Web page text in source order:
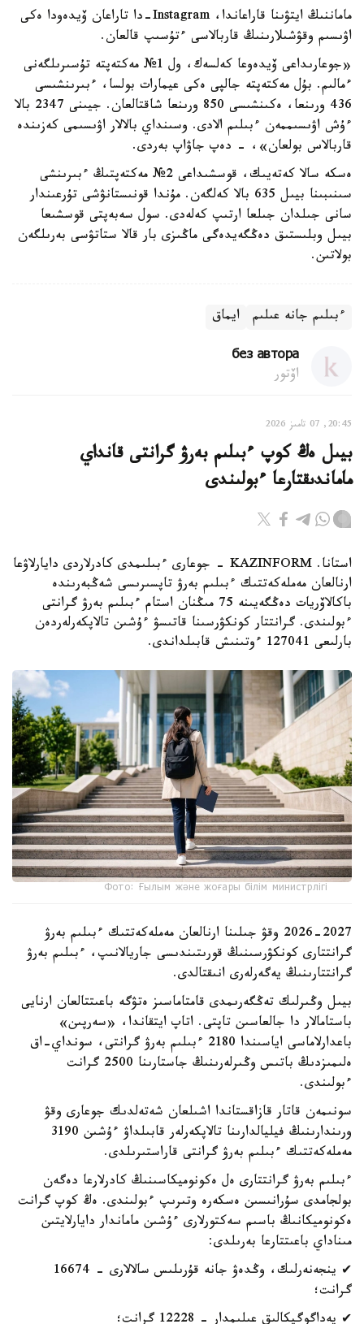
ماماننىڭ ايتۋىنا قاراعاندا، Instagram-دا تاراعان ۆيدەودا ەكى
اۋىسىم وقۋشىلارىنىڭ قاربالاسى ءتۇسىپ قالعان.
«جوعارىداعى ۆيدەوعا كەلسەك، ول 1№ مەكتەپتە تۇسىرىلگەنى
ءمالىم. بۇل مەكتەپتە جالپى ەكى عيمارات بولسا، ءبىرىنشىسى
436 ورىنعا، ەكىنشىسى 850 ورىنعا شاقتالعان. جيىنى 2347 بالا
ءۇش اۋىسىممەن ءبىلىم الادى. وسىنداي بالالار اۋىسىمى كەزىندە
قاربالاس بولعان»، - دەپ جاۋاپ بەردى.
ەسكە سالا كەتەيىك، قوسشىداعى 2№ مەكتەپتىڭ ءبىرىنشى
سىنىبىنا بيىل 635 بالا كەلگەن. مۇندا قونىستانۋشى تۇرعىندار
سانى جىلدان جىلعا ارتىپ كەلەدى. سول سەبەپتى قوسشىعا
بيىل وبلىستىق دەڭگەيدەگى ماڭىزى بار قالا ستاتۋسى بەرىلگەن
بولاتىن.
ءبىلىم جانە عىلىم ايماق
без автора
اۆتور
20:45, 07 تامىز 2026
بيىل ەڭ كوپ ءبىلىم بەرۋ گرانتى قانداي
ماماندىقتارعا ءبولىندى
استانا. KAZINFORM - جوعارى ءبىلىمدى كادرلاردى دايارلاۋعا
ارنالعان مەملەكەتتىك ءبىلىم بەرۋ تاپسىرىسى شەڭبەرىندە
باكالاۆريات دەڭگەيىنە 75 مىڭنان استام ءبىلىم بەرۋ گرانتى
ءبولىندى. گرانتتار كونكۋرسىنا قاتىسۋ ءۇشىن تالاپكەرلەردەن
بارلىعى 127041 ءوتىنىش قابىلداندى.
Фото: Ғылым және жоғары білім министрлігі
2026-2027 وقۋ جىلىنا ارنالعان مەملەكەتتىك ءبىلىم بەرۋ
گرانتتارى كونكۋرسىنىڭ قورىتىندىسى جاريالانىپ، ءبىلىم بەرۋ
گرانتتارىنىڭ يەگەرلەرى انىقتالدى.
بيىل وڭىرلىك تەڭگەرىمدى قامتاماسىز ەتۋگە باعىتتالعان ارنايى
باستامالار دا جالعاسىن تاپتى. اتاپ ايتقاندا، «سەرپىن»
باعدارلاماسى اياسىندا 2180 ءبىلىم بەرۋ گرانتى، سونداي-اق
ەلىمىزدىڭ باتىس وڭىرلەرىنىڭ جاستارىنا 2500 گرانت
ءبولىندى.
سونىمەن قاتار قازاقستاندا اشىلعان شەتەلدىك جوعارى وقۋ
ورىندارىنىڭ فيليالدارىنا تالاپكەرلەر قابىلداۋ ءۇشىن 3190
مەملەكەتتىك ءبىلىم بەرۋ گرانتى قاراستىرىلدى.
ءبىلىم بەرۋ گرانتتارى ەل ەكونوميكاسىنىڭ كادرلارعا دەگەن
بولجامدى سۇرانىسىن ەسكەرە وتىرىپ ءبولىندى. ەڭ كوپ گرانت
ەكونوميكانىڭ باسىم سەكتورلارى ءۇشىن ماماندار دايارلايتىن
مىناداي باعىتتارعا بەرىلدى:
✔ ينجەنەرلىك، وڭدەۋ جانە قۇرىلىس سالالارى - 16674
گرانت؛